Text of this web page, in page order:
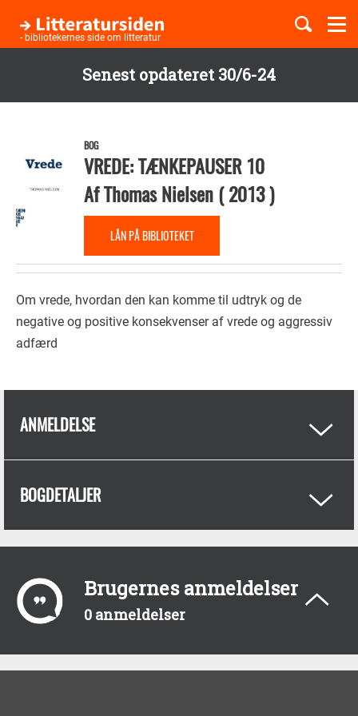
Senest opdateret 30/6-24
- bibliotekernes side om litteratur
Børnebøger
Temaer
BOG
VREDE: TÆNKEPAUSER 10
AfThomas Nielsen(2013)
LÅN PÅ BIBLIOTEKET
Om vrede, hvordan den kan komme til udtryk og de
negative og positive konsekvenser af vrede og aggressiv
adfærd
ANMELDELSE
BOGDETALJER
Brugernes anmeldelser
0 anmeldelser